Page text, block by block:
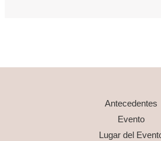
Antecedentes
Evento
Lugar del